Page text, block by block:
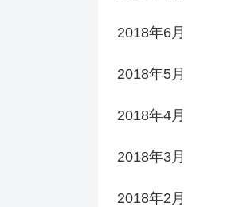
2018年6月
2018年5月
2018年4月
2018年3月
2018年2月